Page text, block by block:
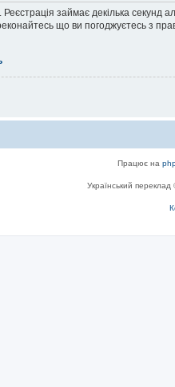
займає декілька
що ви погоджуєтесь з
Працює на
Український